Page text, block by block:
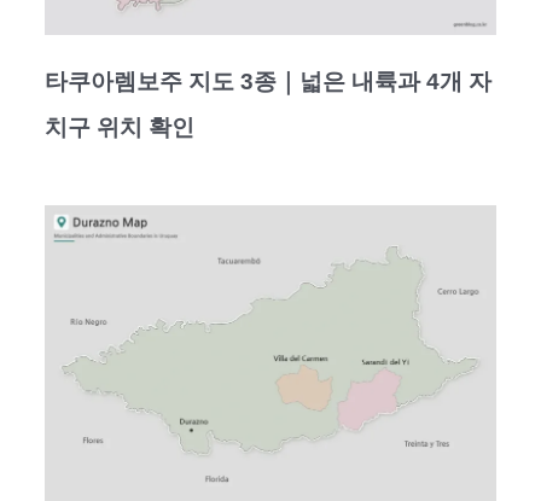
타쿠아렘보주 지도 3종｜넓은 내륙과 4개 자
치구 위치 확인